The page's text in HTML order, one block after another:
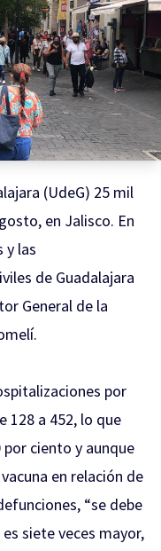
(UdeG) 25 mil
en Jalisco. En
y las
de Guadalajara
General de la
por
128 a 452, lo que
ciento y aunque
en relación de
“se debe
siete veces mayor,